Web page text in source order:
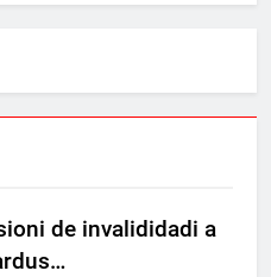
de invalididadi a